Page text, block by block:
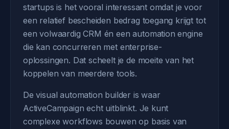
startups is het vooral interessant omdat je voor
een relatief bescheiden bedrag toegang krijgt tot
een volwaardig CRM én een automation engine
die kan concurreren met enterprise-
oplossingen. Dat scheelt je de moeite van het
koppelen van meerdere tools.
De visual automation builder is waar
ActiveCampaign echt uitblinkt. Je kunt
complexe workflows bouwen op basis van